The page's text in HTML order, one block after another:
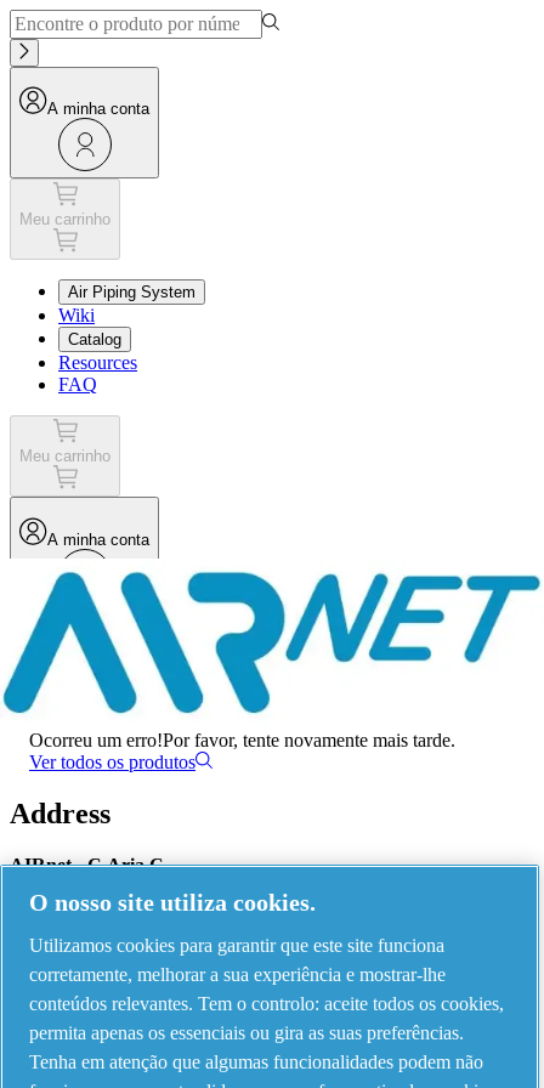
A minha conta
Meu carrinho
Air Piping System
Wiki
Catalog
Resources
FAQ
Meu carrinho
A minha conta
Menu
Ocorreu um erro
Ocorreu um erro!Por favor, tente novamente mais tarde.
Ver todos os produtos
Address
AIRnet - C.Aria.C
Via Selva Maiolo, 5/7 - 36075, Montecchio Maggiore, Vicenza Italy
Contact us
Piping Systems - click to see details
O nosso site utiliza cookies.
Utilizamos cookies para garantir que este site funciona
corretamente, melhorar a sua experiência e mostrar-lhe
conteúdos relevantes. Tem o controlo: aceite todos os cookies,
permita apenas os essenciais ou gira as suas preferências.
Tenha em atenção que algumas funcionalidades podem não